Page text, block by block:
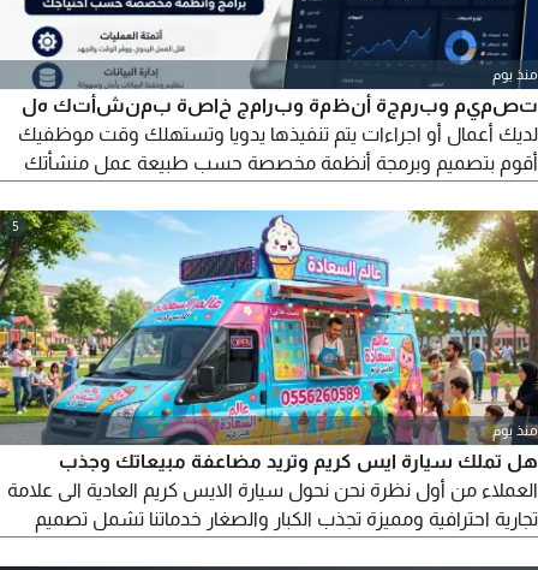
منذ يوم
تصميم وبرمجة أنظمة وبرامج خاصة بمنشأتك هل
لديك أعمال أو اجراءات يتم تنفيذها يدويا وتستهلك وقت موظفيك
أقوم بتصميم وبرمجة أنظمة مخصصة حسب طبيعة عمل منشأتك
وأنظمة ادارية أنظمة المبيعات والمخزون إدارة العملاء والموظفين
قواعد بيانات وأنظمة أرشفة تقارير وإحصائيات ولوحات تحكم
Dashboard أنظمة متعددة المستخدمين والفروع ربط الأنظمة
وقواعد
5
منذ يوم
هل تملك سيارة ايس كريم وتريد مضاعفة مبيعاتك وجذب
العملاء من أول نظرة نحن نحول سيارة الايس كريم العادية الى علامة
تجارية احترافية ومميزة تجذب الكبار والصغار خدماتنا تشمل تصميم